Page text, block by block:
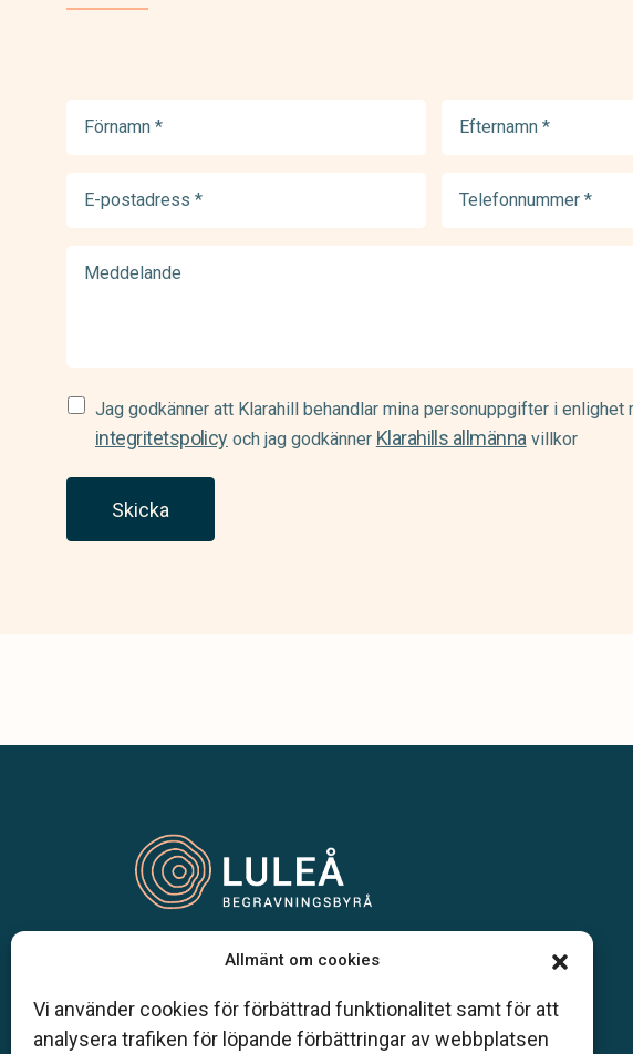
Allmänt om cookies
Vi använder cookies för förbättrad funktionalitet samt för att
analysera trafiken för löpande förbättringar av webbplatsen
postadress
Samtycke
(Required)
Jag godkänner att Klarahill behandlar mina personuppgifter i enlighet
integritetspolicyoch jag godkänner Klarahills allmännavillkor
Skicka
Vår begravningsbyrå är en del av Klarahill.
är auktoriserade inom Sveriges begravningsbyråers
förbund (SBF). Det personliga är centralt för oss,
både när det gäller bemötande och när vi utformar